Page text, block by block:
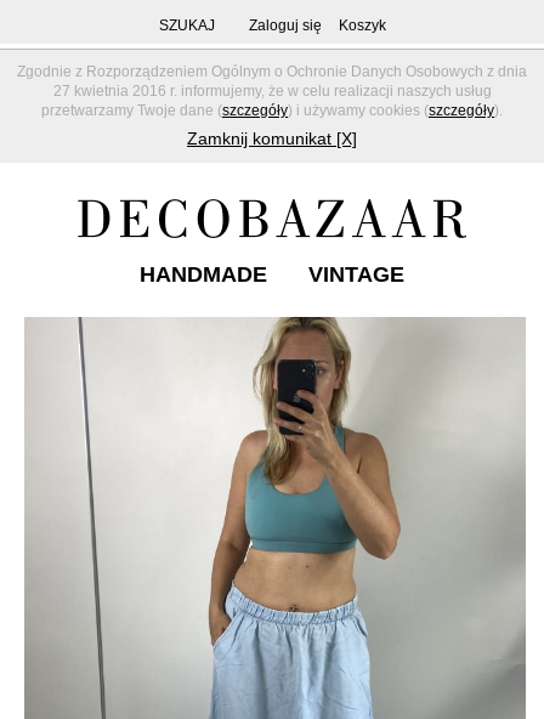
Zgodnie z Rozporządzeniem Ogólnym o Ochronie Danych Osobowych z dnia
27 kwietnia 2016 r. informujemy, że w celu realizacji naszych usług
przetwarzamy Twoje dane (szczegóły) i używamy cookies (szczegóły).
Zamknij komunikat [X]
SZUKAJ Zaloguj się Koszyk
HANDMADE VINTAGE